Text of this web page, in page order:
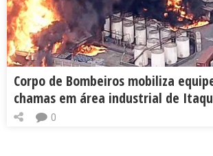
Corpo de Bombeiros mobiliza
chamas em área industrial de
0